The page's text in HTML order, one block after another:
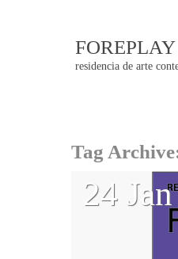
FOREPLAY
residencia de arte
Post
Tag
24 Jan